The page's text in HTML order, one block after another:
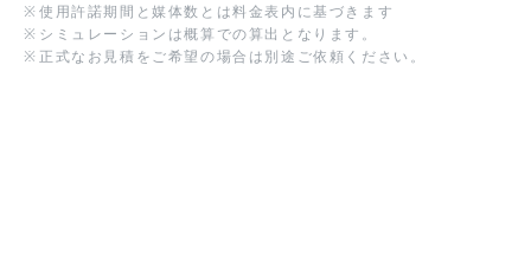
※ 使用許諾期間と媒体数とは料金表内に基づきます
※ シミュレーションは概算での算出となります。
※ 正式なお見積をご希望の場合は別途ご依頼ください。